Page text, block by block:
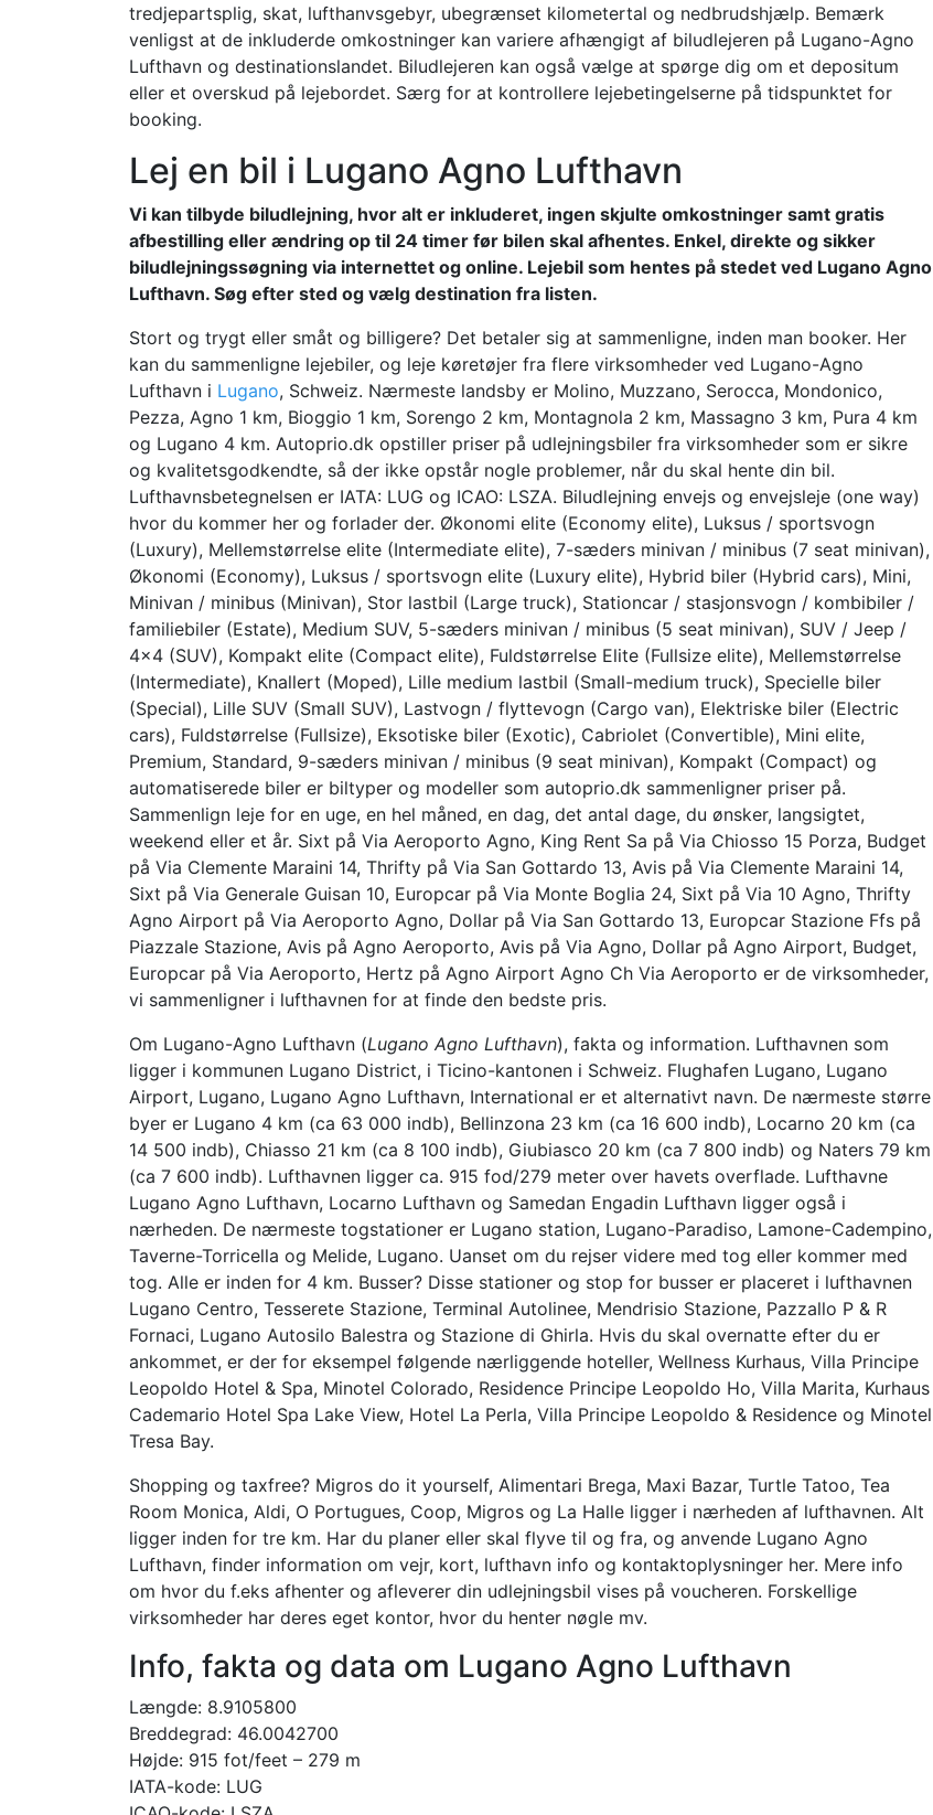
tredjepartsplig, skat, lufthanvsgebyr, ubegrænset kilometertal og nedbrudshjælp. Bemærk
venligst at de inkluderde omkostninger kan variere afhængigt af biludlejeren på Lugano-Agno
Lufthavn og destinationslandet. Biludlejeren kan også vælge at spørge dig om et depositum
eller et overskud på lejebordet. Særg for at kontrollere lejebetingelserne på tidspunktet for
booking.
Lej en bil i Lugano Agno Lufthavn
Vi kan tilbyde biludlejning, hvor alt er inkluderet, ingen skjulte omkostninger samt gratis
afbestilling eller ændring op til 24 timer før bilen skal afhentes. Enkel, direkte og sikker
biludlejningssøgning via internettet og online. Lejebil som hentes på stedet ved Lugano Agno
Lufthavn. Søg efter sted og vælg destination fra listen.
Stort og trygt eller småt og billigere? Det betaler sig at sammenligne, inden man booker. Her
kan du sammenligne lejebiler, og leje køretøjer fra flere virksomheder ved Lugano-Agno
Lufthavn i Lugano, Schweiz. Nærmeste landsby er Molino, Muzzano, Serocca, Mondonico,
Pezza, Agno 1 km, Bioggio 1 km, Sorengo 2 km, Montagnola 2 km, Massagno 3 km, Pura 4 km
og Lugano 4 km. Autoprio.dk opstiller priser på udlejningsbiler fra virksomheder som er sikre
og kvalitetsgodkendte, så der ikke opstår nogle problemer, når du skal hente din bil.
Lufthavnsbetegnelsen er IATA: LUG og ICAO: LSZA. Biludlejning envejs og envejsleje (one way)
hvor du kommer her og forlader der. Økonomi elite (Economy elite), Luksus / sportsvogn
(Luxury), Mellemstørrelse elite (Intermediate elite), 7-sæders minivan / minibus (7 seat minivan),
Økonomi (Economy), Luksus / sportsvogn elite (Luxury elite), Hybrid biler (Hybrid cars), Mini,
Minivan / minibus (Minivan), Stor lastbil (Large truck), Stationcar / stasjonsvogn / kombibiler /
familiebiler (Estate), Medium SUV, 5-sæders minivan / minibus (5 seat minivan), SUV / Jeep /
4×4 (SUV), Kompakt elite (Compact elite), Fuldstørrelse Elite (Fullsize elite), Mellemstørrelse
(Intermediate), Knallert (Moped), Lille medium lastbil (Small-medium truck), Specielle biler
(Special), Lille SUV (Small SUV), Lastvogn / flyttevogn (Cargo van), Elektriske biler (Electric
cars), Fuldstørrelse (Fullsize), Eksotiske biler (Exotic), Cabriolet (Convertible), Mini elite,
Premium, Standard, 9-sæders minivan / minibus (9 seat minivan), Kompakt (Compact) og
automatiserede biler er biltyper og modeller som autoprio.dk sammenligner priser på.
Sammenlign leje for en uge, en hel måned, en dag, det antal dage, du ønsker, langsigtet,
weekend eller et år. Sixt på Via Aeroporto Agno, King Rent Sa på Via Chiosso 15 Porza, Budget
på Via Clemente Maraini 14, Thrifty på Via San Gottardo 13, Avis på Via Clemente Maraini 14,
Sixt på Via Generale Guisan 10, Europcar på Via Monte Boglia 24, Sixt på Via 10 Agno, Thrifty
Agno Airport på Via Aeroporto Agno, Dollar på Via San Gottardo 13, Europcar Stazione Ffs på
Piazzale Stazione, Avis på Agno Aeroporto, Avis på Via Agno, Dollar på Agno Airport, Budget,
Europcar på Via Aeroporto, Hertz på Agno Airport Agno Ch Via Aeroporto er de virksomheder,
vi sammenligner i lufthavnen for at finde den bedste pris.
Om Lugano-Agno Lufthavn (Lugano Agno Lufthavn), fakta og information. Lufthavnen som
ligger i kommunen Lugano District, i Ticino-kantonen i Schweiz. Flughafen Lugano, Lugano
Airport, Lugano, Lugano Agno Lufthavn, International er et alternativt navn. De nærmeste større
byer er Lugano 4 km (ca 63 000 indb), Bellinzona 23 km (ca 16 600 indb), Locarno 20 km (ca
14 500 indb), Chiasso 21 km (ca 8 100 indb), Giubiasco 20 km (ca 7 800 indb) og Naters 79 km
(ca 7 600 indb). Lufthavnen ligger ca. 915 fod/279 meter over havets overflade. Lufthavne
Lugano Agno Lufthavn, Locarno Lufthavn og Samedan Engadin Lufthavn ligger også i
nærheden. De nærmeste togstationer er Lugano station, Lugano-Paradiso, Lamone-Cadempino,
Taverne-Torricella og Melide, Lugano. Uanset om du rejser videre med tog eller kommer med
tog. Alle er inden for 4 km. Busser? Disse stationer og stop for busser er placeret i lufthavnen
Lugano Centro, Tesserete Stazione, Terminal Autolinee, Mendrisio Stazione, Pazzallo P & R
Fornaci, Lugano Autosilo Balestra og Stazione di Ghirla. Hvis du skal overnatte efter du er
ankommet, er der for eksempel følgende nærliggende hoteller, Wellness Kurhaus, Villa Principe
Leopoldo Hotel & Spa, Minotel Colorado, Residence Principe Leopoldo Ho, Villa Marita, Kurhaus
Cademario Hotel Spa Lake View, Hotel La Perla, Villa Principe Leopoldo & Residence og Minotel
Tresa Bay.
Shopping og taxfree? Migros do it yourself, Alimentari Brega, Maxi Bazar, Turtle Tatoo, Tea
Room Monica, Aldi, O Portugues, Coop, Migros og La Halle ligger i nærheden af ​​lufthavnen. Alt
ligger inden for tre km. Har du planer eller skal flyve til og fra, og anvende Lugano Agno
Lufthavn, finder information om vejr, kort, lufthavn info og kontaktoplysninger her. Mere info
om hvor du f.eks afhenter og afleverer din udlejningsbil vises på voucheren. Forskellige
virksomheder har deres eget kontor, hvor du henter nøgle mv.
Info, fakta og data om Lugano Agno Lufthavn
Længde: 8.9105800
Breddegrad: 46.0042700
Højde: 915 fot/feet – 279 m
IATA-kode: LUG